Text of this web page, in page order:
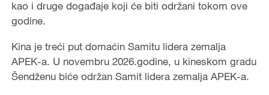
kao i druge događaje koji će biti održani tokom ove
godine.
Kina je treći put domaćin Samitu lidera zemalja
APEK-a. U novembru 2026.godine, u kineskom gradu
Šendženu biće održan Samit lidera zemalja APEK-a.